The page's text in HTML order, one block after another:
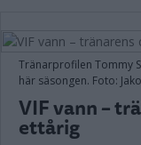
Tränarprofilen Tommy
här säsongen. Foto:
VIF vann –
ettårig